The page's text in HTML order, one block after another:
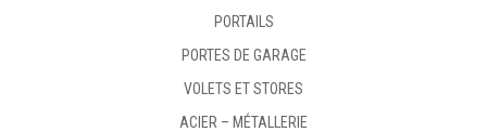
PORTAILS
PORTES DE GARAGE
VOLETS ET STORES
ACIER – MÉTALLERIE